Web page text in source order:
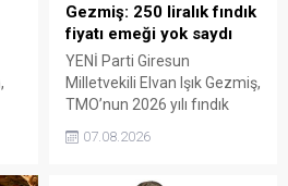
Gezmiş: 250 liralık fındık
fiyatı emeği yok saydı
YENİ Parti Giresun
Milletvekili Elvan Işık Gezmiş,
TMO’nun 2026 yılı fındık
Açıklanan rakamın üreticinin
07.08.2026